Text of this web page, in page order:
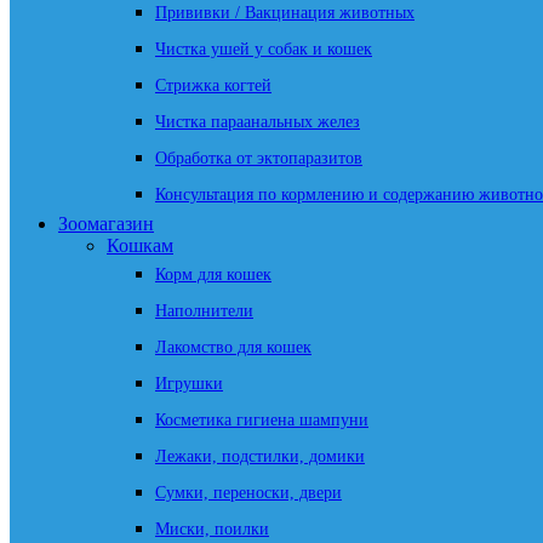
Прививки / Вакцинация животных
Чистка ушей у собак и кошек
Стрижка когтей
Чистка параанальных желез
Обработка от эктопаразитов
Консультация по кормлению и содержанию
Зоомагазин
Кошкам
Корм для кошек
Наполнители
Лакомство для кошек
Игрушки
Косметика гигиена шампуни
Лежаки, подстилки, домики
Сумки, переноски, двери
Миски, поилки